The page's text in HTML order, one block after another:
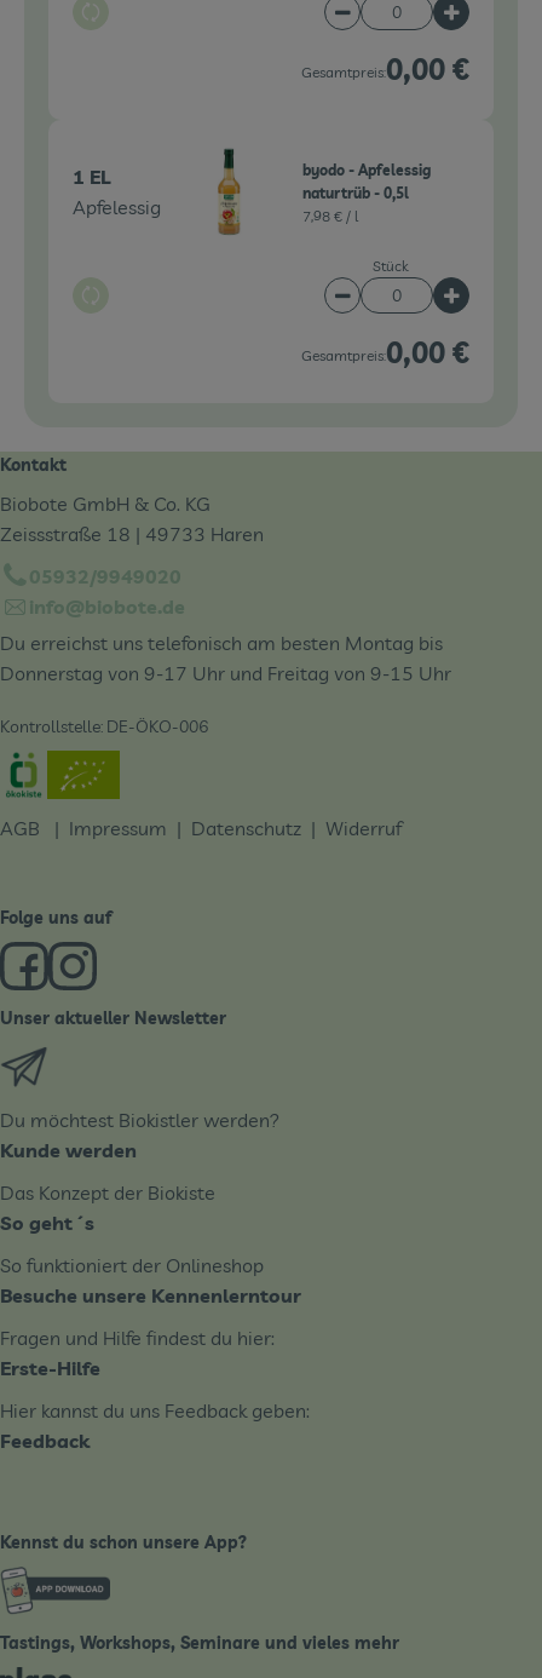
Auswahl ändern Artikelanzahl
Gesamtpreis:0,00 €
1 EL
Apfelessig
Auswahl ändern
byodo - Apfelessig
naturtrüb - 0,5l
7,98 € / l
Stück
Artikelanzahl
Gesamtpreis:0,00 €
Kontakt
Biobote GmbH & Co. KG
Zeissstraße 18 | 49733 Haren
05932/9949020
info@biobote.de
Du erreichst uns telefonisch am besten Montag bis
Donnerstag von 9-17 Uhr und Freitag von 9-15 Uhr
Kontrollstelle: DE-ÖKO-006
Externer Link zu https://www.oekokiste.de/
AGB | Impressum | Datenschutz | Widerruf
Folge uns auf
Externer Link zu https://www.facebook.com/derBiobote/
Externer Link zu https://www.instagram.com/
Unser aktueller Newsletter
Du möchtest Biokistler werden?
Kunde werden
Das Konzept der Biokiste
So geht´s
So funktioniert der Onlineshop
Besuche unsere Kennenlerntour
Fragen und Hilfe findest du hier:
Erste-Hilfe
Hier kannst du uns Feedback geben:
Feedback
Kennst du schon unsere App?
Externer Link zu https://www.biobote-
Tastings, Workshops, Seminare und vieles mehr